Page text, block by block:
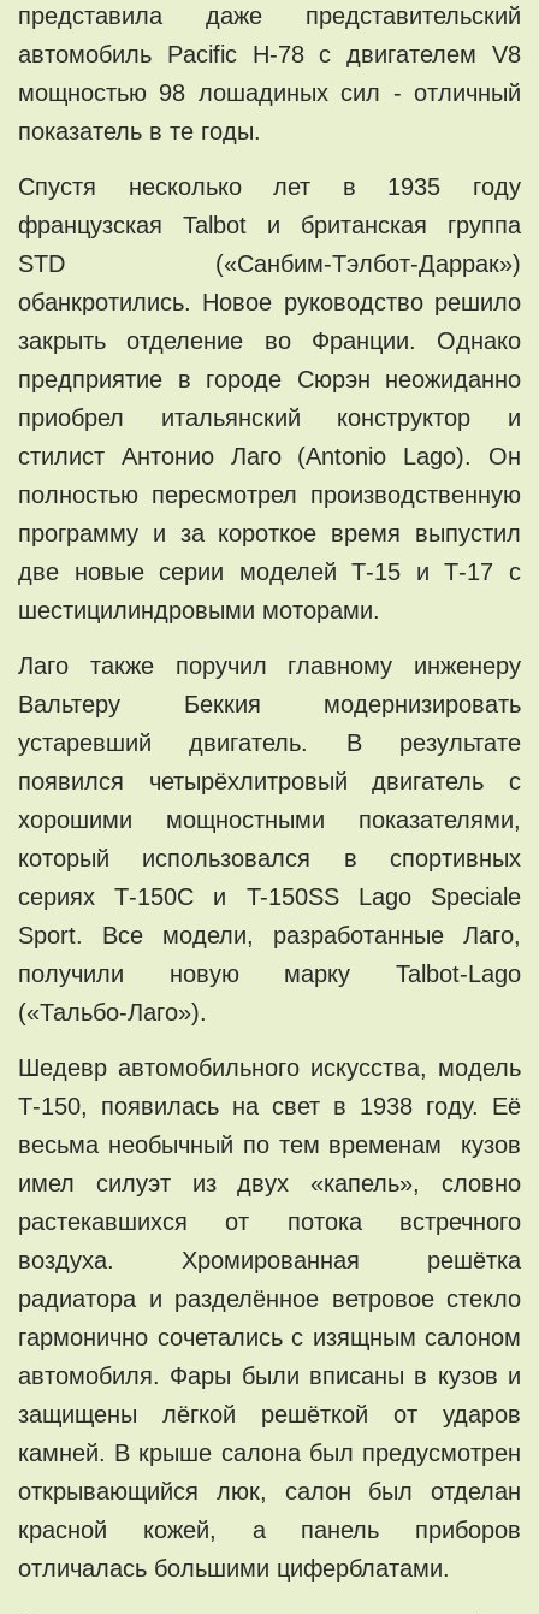
представила даже представительский
автомобиль Pacific Н-78 с двигателем V8
мощностью 98 лошадиных сил - отличный
показатель в те годы.
Спустя несколько лет в 1935 году
французская Talbot и британская группа
STD («Санбим-Тэлбот-Даррак»)
обанкротились. Новое руководство решило
закрыть отделение во Франции. Однако
предприятие в городе Сюрэн неожиданно
приобрел итальянский конструктор и
стилист Антонио Лаго (Antonio Lago). Он
полностью пересмотрел производственную
программу и за короткое время выпустил
две новые серии моделей Т-15 и Т-17 с
шестицилиндровыми моторами.
Лаго также поручил главному инженеру
Вальтеру Беккия модернизировать
устаревший двигатель. В результате
появился четырёхлитровый двигатель с
хорошими мощностными показателями,
который использовался в спортивных
сериях Т-150С и T-150SS Lago Speciale
Sport. Все модели, разработанные Лаго,
получили новую марку Talbot-Lago
(«Тальбо-Лаго»).
Шедевр автомобильного искусства, модель
Т-150, появилась на свет в 1938 году. Её
весьма необычный по тем временам кузов
имел силуэт из двух «капель», словно
растекавшихся от потока встречного
воздуха. Хромированная решётка
радиатора и разделённое ветровое стекло
гармонично сочетались с изящным салоном
автомобиля. Фары были вписаны в кузов и
защищены лёгкой решёткой от ударов
камней. В крыше салона был предусмотрен
открывающийся люк, салон был отделан
красной кожей, а панель приборов
отличалась большими циферблатами.